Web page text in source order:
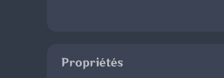
Propriétés